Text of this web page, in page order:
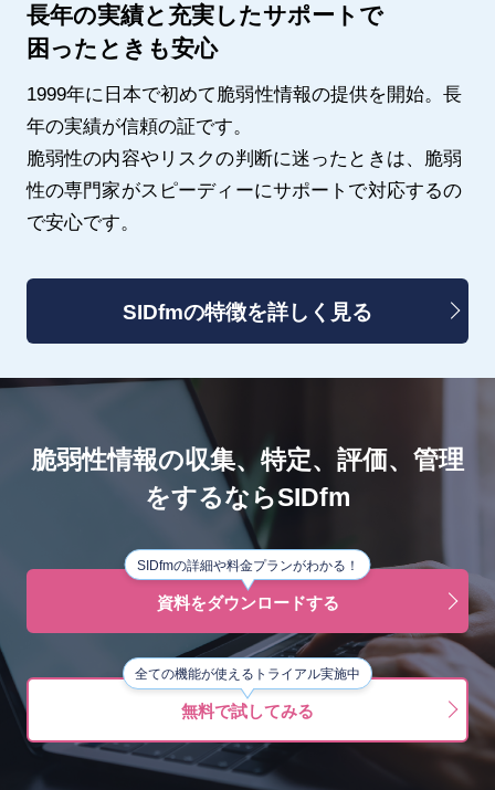
長年の実績と充実したサポートで
困ったときも安心
1999年に日本で初めて脆弱性情報の提供を開始。長
年の実績が信頼の証です。
脆弱性の内容やリスクの判断に迷ったときは、脆弱
性の専門家がスピーディーにサポートで対応するの
で安心です。
SIDfmの特徴を詳しく見る
脆弱性情報の収集、特定、評価、管理
をするならSIDfm
SIDfmの詳細や料金プランがわかる！
資料をダウンロードする
全ての機能が使えるトライアル実施中
無料で試してみる